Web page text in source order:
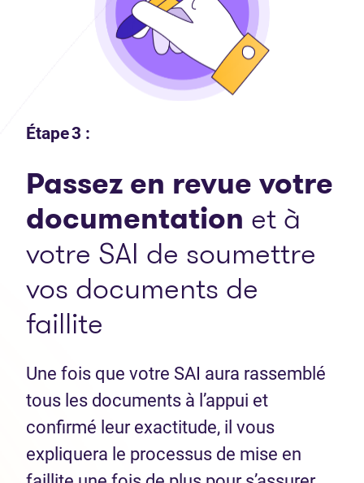
Étape 3 :
Passez en revue votre
documentation et à
votre SAI de soumettre
vos documents de
faillite
Une fois que votre SAI aura rassemblé
tous les documents à l’appui et
confirmé leur exactitude, il vous
expliquera le processus de mise en